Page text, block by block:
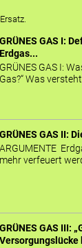
GRÜNES GAS I:
Erdgas...
GRÜNES GAS I:
Gas?“ Was
GRÜNES GAS II:
ARGUMENTE
mehr verfeuert
GRÜNES GAS III:
Versorgungslücke